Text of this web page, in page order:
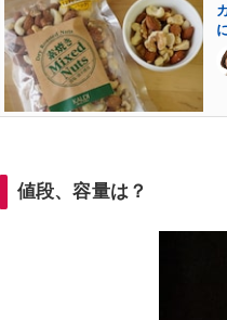
値段、容量は？